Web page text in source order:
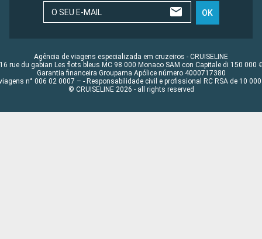
O SEU E-MAIL OK
Agência de viagens especializada em cruzeiros - CRUISELINE
16 rue du gabian Les flots bleus MC 98 000 Monaco SAM con Capitale di 150 000 €
Garantia financeira Groupama Apólice número 4000717380
n° 006 02 0007 – - Responsabilidade civil e profissional RC RSA de 10 000
© CRUISELINE 2026 - all rights reserved